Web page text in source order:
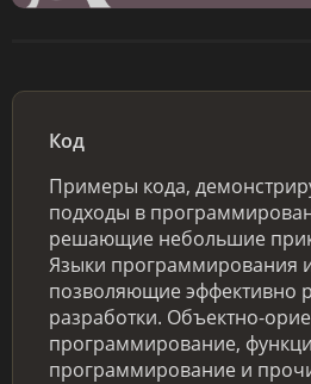
Код
Примеры кода,
подходы в
решающие небольшие
Языки программирования
позволяющие эффективно
разработки. Объектно-
программирование,
программирование и